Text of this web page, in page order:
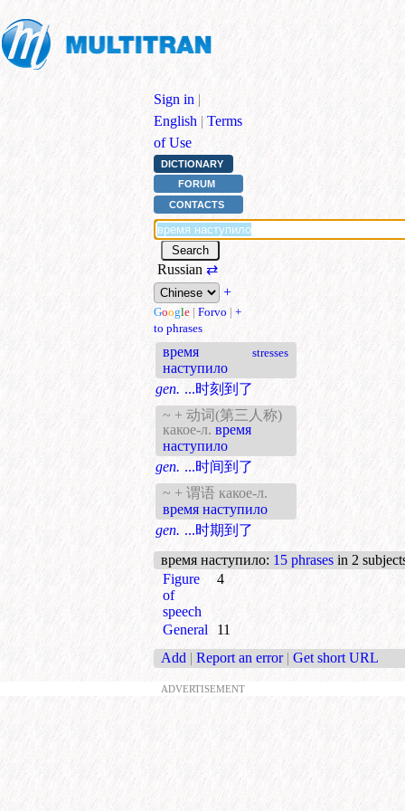
Sign in |
English | Terms
of Use
DICTIONARY
FORUM
CONTACTS
Russian ⇄
+
Google | Forvo | +
to phrases
время
наступило
stresses
gen. ...时刻到了
~ + 动词(第三人称)
какое-л. время
наступило
gen. ...时间到了
~ + 谓语 какое-л.
время наступило
gen. ...时期到了
время наступило: 15 phrases in 2
Figure
of
speech
4
General
11
Add | Report an error | Get short URL
ADVERTISEMENT